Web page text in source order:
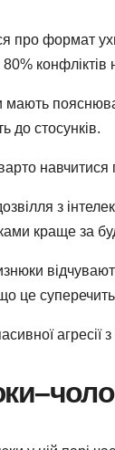
про формат
конфліктів
до стосунків.
з
краще за
це суперечить
агресії